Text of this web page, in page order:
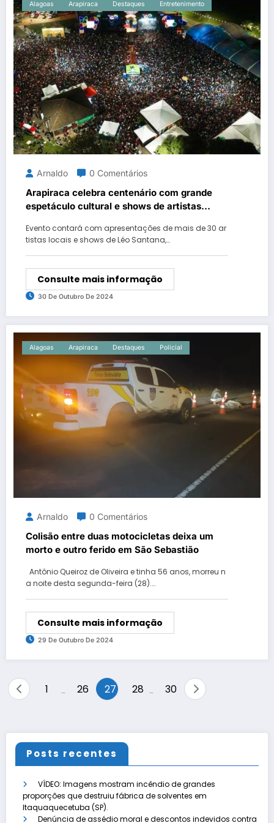
Alagoas Arapiraca Destaques Entretenimento
Arnaldo 0 Comentários
Arapiraca celebra centenário com grande
espetáculo cultural e shows de artistas
Evento contará com apresentações de mais de 30 ar
tistas locais e shows de Léo Santana,…
Consulte mais informação
30 De Outubro De 2024
Alagoas Arapiraca Destaques Policial
Arnaldo 0 Comentários
Colisão entre duas motocicletas deixa um
morto e outro ferido em São Sebastião
Antônio Queiroz de Oliveira e tinha 56 anos, morreu n
a noite desta segunda-feira (28).…
Consulte mais informação
29 De Outubro De 2024
Paginação
1 26 27 28 30
Posts recentes
VÍDEO: Imagens mostram incêndio de grandes
proporções que destruiu fábrica de solventes em
Itaquaquecetuba (SP).
Denúncia de assédio moral e descontos indevidos contra